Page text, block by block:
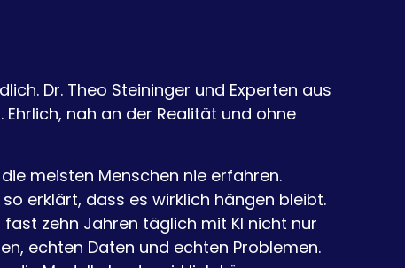
Dr. Theo Steininger und Experten aus
nah an der Realität und ohne
meisten Menschen nie erfahren.
erklärt, dass es wirklich hängen bleibt.
zehn Jahren täglich mit KI nicht nur
echten Daten und echten Problemen.